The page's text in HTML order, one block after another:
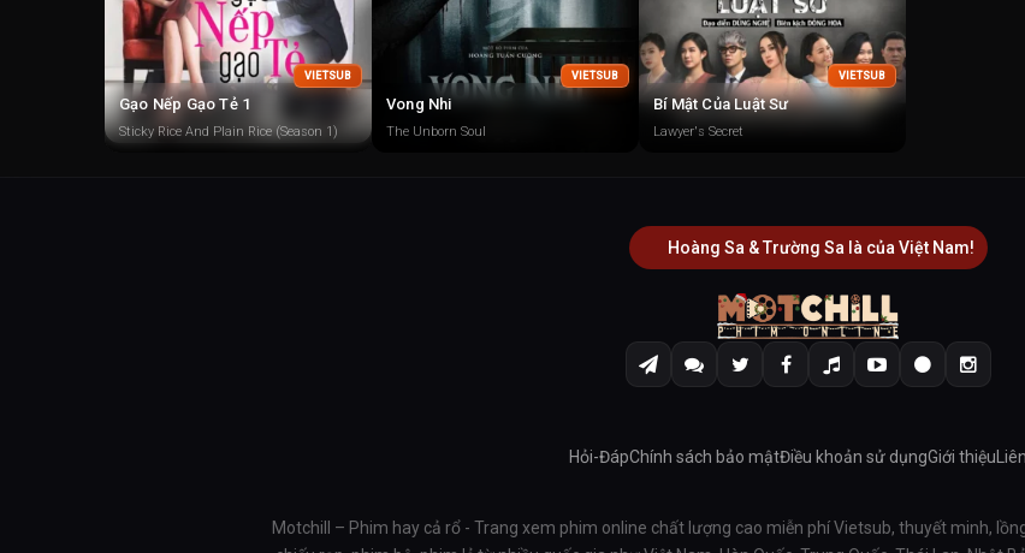
VIETSUB
Gạo Nếp Gạo Tẻ 1
Sticky Rice And Plain Rice (Season 1)
VIETSUB
Vong Nhi
The Unborn Soul
VIETSUB
Bí Mật Của Luật Sư
Lawyer's Secret
Hoàng Sa & Trường Sa là của Việt Nam!
Hỏi-ĐápChính sách bảo mậtĐiều khoản sử dụngGiới thiệu
Motchill – Phim hay cả rổ - Trang xem phim online chất lượng cao miễn phí Vietsub, thuyết minh,